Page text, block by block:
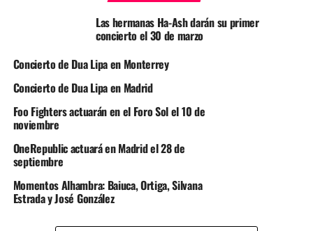
Las hermanas Ha-Ash darán su primer
concierto el 30 de marzo
Concierto de Dua Lipa en Monterrey
Concierto de Dua Lipa en Madrid
Foo Fighters actuarán en el Foro Sol el 10 de
noviembre
OneRepublic actuará en Madrid el 28 de
septiembre
Momentos Alhambra: Baiuca, Ortiga, Silvana
Estrada y José González